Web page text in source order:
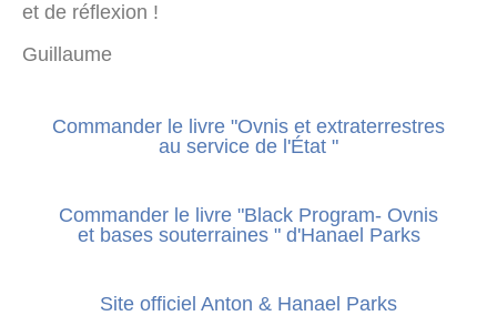
et de réflexion !
Guillaume
Commander le livre "Ovnis et extraterrestres
au service de l'État "
Commander le livre "Black Program- Ovnis
et bases souterraines " d'Hanael Parks
Site officiel Anton & Hanael Parks